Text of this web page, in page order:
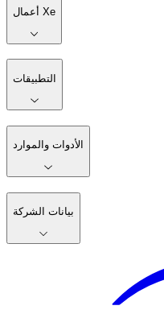
أعمال Xe
التطبيقات
الأدوات والموارد
بيانات الشركة